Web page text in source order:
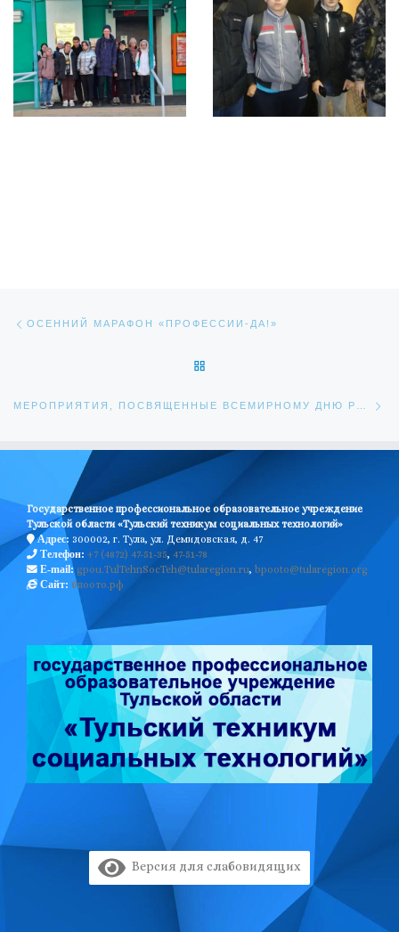
ОСЕННИЙ МАРАФОН «ПРОФЕССИИ-ДА!»
МЕРОПРИЯТИЯ, ПОСВЯЩЕННЫЕ ВСЕМИРНОМУ ДНЮ РЕБЕНКА
Государственное профессиональное образовательное учреждение
Тульской области «Тульский техникум социальных технологий»
Адрес: 300002, г. Тула, ул. Демидовская, д. 47
Телефон: +7 (4872) 47-51-35, 47-51-78
E-mail: gpou.TulTehnSocTeh@tularegion.ru, bpooto@tularegion.org
Сайт: бпоото.рф
Версия для слабовидящих